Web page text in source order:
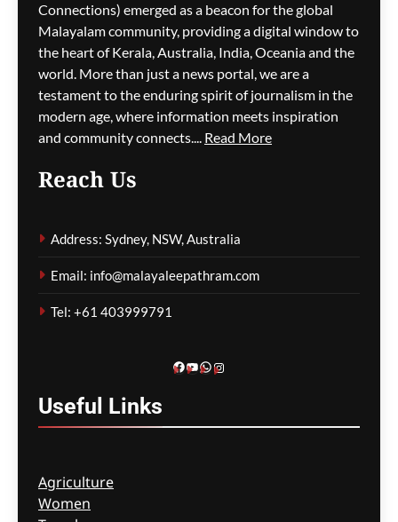
സിഡ്നിയിൽ
കടൽത്തീരത്തെ
കാഴ്ചകൾക്കായി 287
മരങ്ങൾ വെട്ടിനശിപ്പിച്ചു;
തോട്ടക്കാരന് വൻ തുക
പിഴ
ഗീത ദാസ്‌ 1 hour ago
പെട്ടിയിലാക്കിയ നിലയിൽ
സ്ത്രീയുടെ മൃതദേഹം
കണ്ടെത്തി
ഗീത ദാസ്‌
Connections) emerged as a beacon for the global
Malayalam community, providing a digital window to
the heart of Kerala, Australia, India, Oceania and the
world. More than just a news portal, we are a
testament to the enduring spirit of journalism in the
modern age, where information meets inspiration
and community connects.... Read More
Reach Us
Address: Sydney, NSW, Australia
Email: info@malayaleepathram.com
Tel: +61 403999791
Facebook
YouTube
WhatsApp
Instagram
Useful Links
Agriculture
Women